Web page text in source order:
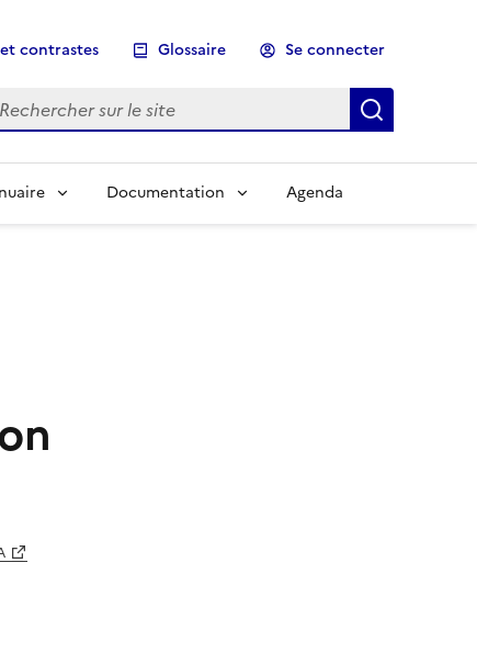
contrastes Glossaire Se connecter
sur le site
Documentation Agenda